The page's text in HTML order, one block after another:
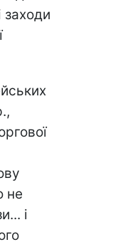
заходи
не
і